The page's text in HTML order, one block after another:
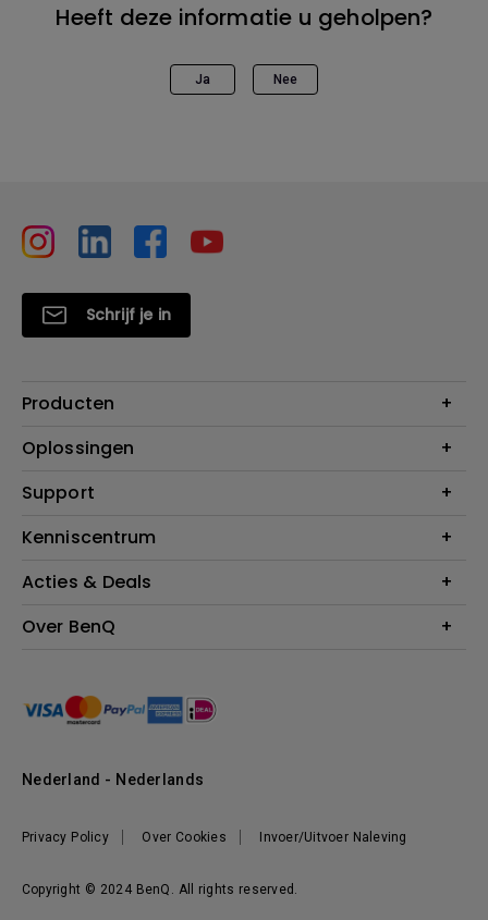
Heeft deze informatie u geholpen?
Ja Nee
Schrijf je in
Producten
Projectoren
Verlichting
Speakers
Oplossingen
Education
Support
Contact
BenQ Shop - FAQ
BenQ Shop - Retourneren
Kenniscentrum
Blog
Acties & Deals
Evenementen & Promoties
Over BenQ
Management
Nieuws
Werken bij BenQ
Copyright © 2024 BenQ. All rights reserved.
Privacy Policy Over Cookies Invoer/Uitvoer Naleving
Nederland - Nederlands